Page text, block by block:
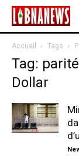
Accueil Tags
Tag:
Dollar